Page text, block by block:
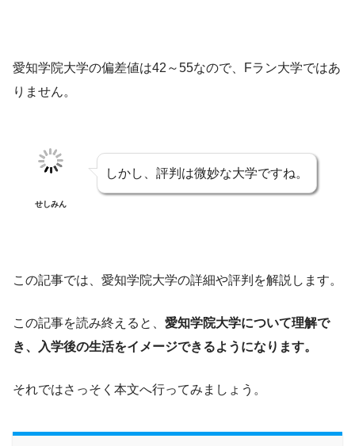
愛知学院大学の偏差値は42～55なので、Fラン大学ではあ
りません。
せしみん
しかし、評判は微妙な大学ですね。
この記事では、愛知学院大学の詳細や評判を解説します。
この記事を読み終えると、 愛知学院大学について理解で
き、入学後の生活をイメージできるようになります。
それではさっそく本文へ行ってみましょう。